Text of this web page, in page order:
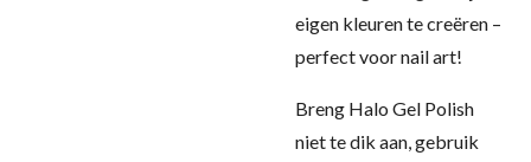
eigen kleuren te creëren –
perfect voor nail art!
Breng Halo Gel Polish
niet te dik aan, gebruik